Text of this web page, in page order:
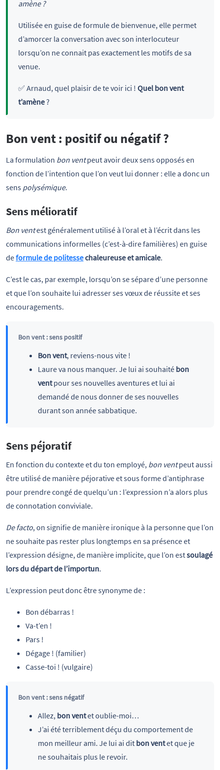
amène ?
Utilisée en guise de formule de bienvenue, elle permet
d’amorcer la conversation avec son interlocuteur
lorsqu’on ne connait pas exactement les motifs de sa
venue.
✅ Arnaud, quel plaisir de te voir ici ! Quel bon vent
t’amène?
Bon vent : positif ou négatif ?
La formulation bon ventpeut avoir deux sens opposés en
fonction de l’intention que l’on veut lui donner : elle a donc un
sens polysémique.
Sens mélioratif
Bon ventest généralement utilisé à l’oral et à l’écrit dans les
communications informelles (c’est-à-dire familières) en guise
deformule de politessechaleureuse et amicale.
C’est le cas, par exemple, lorsqu’on se sépare d’une personne
et que l’on souhaite lui adresser ses vœux de réussite et ses
encouragements.
Bon vent : sens positif
Bon vent, reviens-nous vite !
Laure va nous manquer. Je lui ai souhaité bon
ventpour ses nouvelles aventures et lui ai
demandé de nous donner de ses nouvelles
durant son année sabbatique.
Sens péjoratif
En fonction du contexte et du ton employé, bon ventpeut aussi
être utilisé de manière péjorative et sous forme d’antiphrase
pour prendre congé de quelqu’un : l’expression n’a alors plus
de connotation conviviale.
De facto, on signifie de manière ironique à la personne que l’on
ne souhaite pas rester plus longtemps en sa présence et
l’expression désigne, de manière implicite, que l’on estsoulagé
lors du départ de l’importun.
L’expression peut donc être synonyme de :
Bon débarras !
Va-t’en !
Pars !
Dégage ! (familier)
Casse-toi ! (vulgaire)
Bon vent : sens négatif
Allez, bon ventet oublie-moi…
J’ai été terriblement déçu du comportement de
mon meilleur ami. Je lui ai dit bon ventet que je
ne souhaitais plus le revoir.